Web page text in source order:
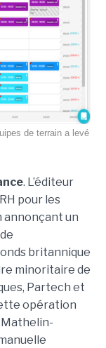
de terrain a levé
. L’éditeur
pour les
annonçant un
britannique
minoritaire de
Partech et
opération